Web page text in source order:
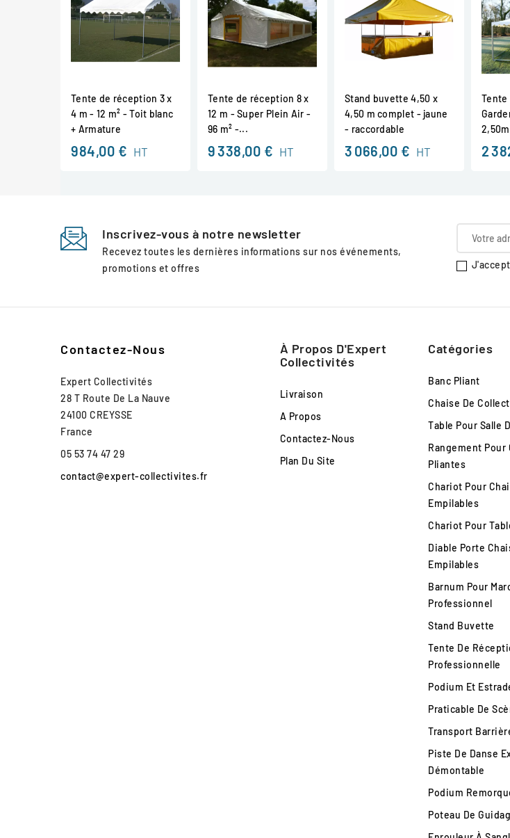
Tente de réception 3 x
4 m - 12 m² - Toit blanc
+ Armature
984,00 € HT
Tente de réception 8 x
12 m - Super Plein Air -
96 m² -...
9 338,00 € HT
Stand buvette 4,50 x
4,50 m complet - jaune
- raccordable
3 066,00 € HT
Tente
2
Inscrivez-vous à notre newsletter
Recevez toutes les dernières informations sur nos événements,
promotions et offres
Contactez-Nous
Expert Collectivités
28 T Route De La Nauve
24100 CREYSSE
France
05 53 74 47 29
contact@expert-collectivites.fr
À Propos D'Expert
Collectivités
Livraison
A Propos
Contactez-Nous
Plan Du Site
Catégories
Banc Pliant
Chaise De
Table Pour Salle
Rangement Pour
Pliantes
Chariot Pour
Empilables
Chariot Pour
Diable Porte
Empilables
Barnum Pour
Professionnel
Stand Buvette
Tente De
Professionnelle
Podium Et
Praticable De
Transport
Piste De Danse
Démontable
Podium
Poteau De